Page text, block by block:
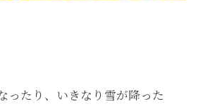
ったり、いきなり雪が降った